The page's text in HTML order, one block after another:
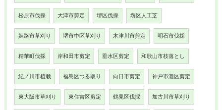
松原市伐採 大津市剪定 堺区伐採 堺区人工芝
姫路市草刈り 堺市中区草刈り 木津川市剪定 明石市伐採
精華町伐採 岸和田市剪定 垂水区剪定 和歌山市枝落とし
紀ノ川市植栽 福島区つる取り 向日市剪定 神戸市灘区剪定
東大阪市草刈り 東住吉区剪定 鶴見区伐採 加古川市草刈り